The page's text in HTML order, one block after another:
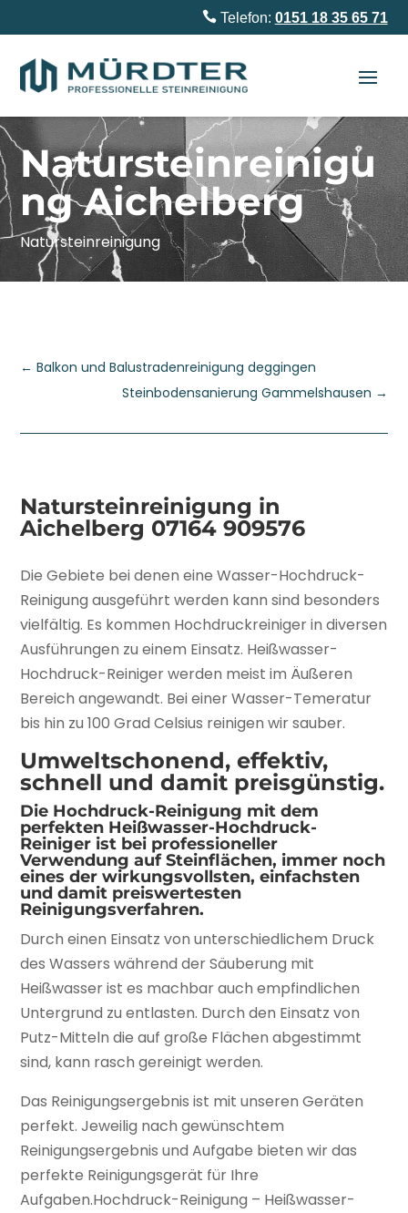
Telefon: 0151 18 35 65 71
Natursteinreinigu
ng Aichelberg
Natursteinreinigung
←Balkon und Balustradenreinigung deggingen
Steinbodensanierung Gammelshausen →
Natursteinreinigung in
Aichelberg 07164 909576
Die Gebiete bei denen eine Wasser-Hochdruck-
Reinigung ausgeführt werden kann sind besonders
vielfältig. Es kommen Hochdruckreiniger in diversen
Ausführungen zu einem Einsatz. Heißwasser-
Hochdruck-Reiniger werden meist im Äußeren
Bereich angewandt. Bei einer Wasser-Temeratur
bis hin zu 100 Grad Celsius reinigen wir sauber.
Umweltschonend, effektiv,
schnell und damit preisgünstig.
Die Hochdruck-Reinigung mit dem
perfekten Heißwasser-Hochdruck-
Reiniger ist bei professioneller
Verwendung auf Steinflächen, immer noch
eines der wirkungsvollsten, einfachsten
und damit preiswertesten
Reinigungsverfahren.
Durch einen Einsatz von unterschiedlichem Druck
des Wassers während der Säuberung mit
Heißwasser ist es machbar auch empfindlichen
Untergrund zu entlasten. Durch den Einsatz von
Putz-Mitteln die auf große Flächen abgestimmt
sind, kann rasch gereinigt werden.
Das Reinigungsergebnis ist mit unseren Geräten
perfekt. Jeweilig nach gewünschtem
Reinigungsergebnis und Aufgabe bieten wir das
perfekte Reinigungsgerät für Ihre
Aufgaben.Hochdruck-Reinigung – Heißwasser-